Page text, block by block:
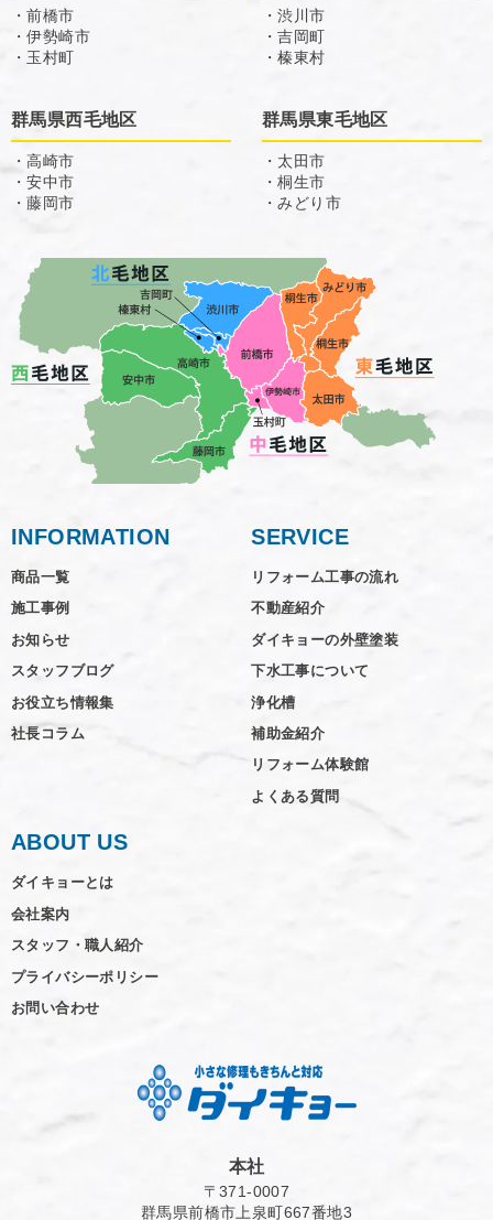
・前橋市
・伊勢崎市
・玉村町
・渋川市
・吉岡町
・榛東村
群馬県西毛地区
・高崎市
・安中市
・藤岡市
群馬県東毛地区
・太田市
・桐生市
・みどり市
INFORMATION
商品一覧
施工事例
お知らせ
スタッフブログ
お役立ち情報集
社長コラム
SERVICE
リフォーム工事の流れ
不動産紹介
ダイキョーの外壁塗装
下水工事について
浄化槽
補助金紹介
リフォーム体験館
よくある質問
ABOUT US
ダイキョーとは
会社案内
スタッフ・職人紹介
プライバシーポリシー
お問い合わせ
本社
〒371-0007
群馬県前橋市上泉町667番地3